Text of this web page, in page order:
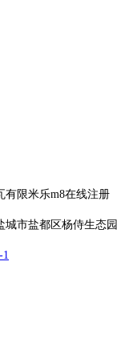
有限米乐m8在线注册
城市盐都区杨侍生态
1